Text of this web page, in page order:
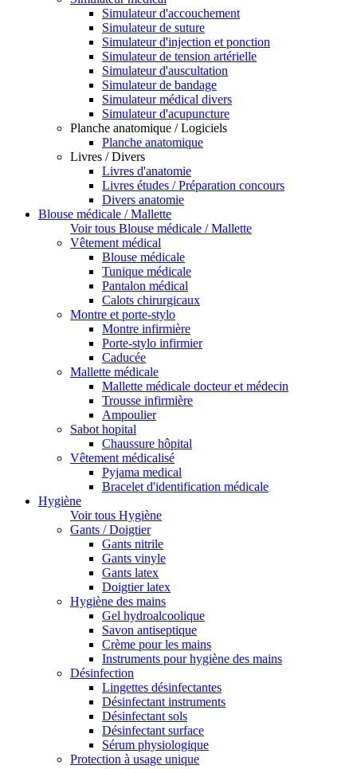
Simulateur d'accouchement
Simulateur de suture
Simulateur d'injection et ponction
Simulateur de tension artérielle
Simulateur d'auscultation
Simulateur de bandage
Simulateur médical divers
Simulateur d'acupuncture
Planche anatomique / Logiciels
Planche anatomique
Livres / Divers
Livres d'anatomie
Livres études / Préparation concours
Divers anatomie
Blouse médicale / Mallette
Voir tous Blouse médicale / Mallette
Vêtement médical
Blouse médicale
Tunique médicale
Pantalon médical
Calots chirurgicaux
Montre et porte-stylo
Montre infirmière
Porte-stylo infirmier
Caducée
Mallette médicale
Mallette médicale docteur et médecin
Trousse infirmière
Ampoulier
Sabot hopital
Chaussure hôpital
Vêtement médicalisé
Pyjama medical
Bracelet d'identification médicale
Hygiène
Voir tous Hygiène
Gants / Doigtier
Gants nitrile
Gants vinyle
Gants latex
Doigtier latex
Hygiène des mains
Gel hydroalcoolique
Savon antiseptique
Crème pour les mains
Instruments pour hygiène des mains
Désinfection
Lingettes désinfectantes
Désinfectant instruments
Désinfectant sols
Désinfectant surface
Sérum physiologique
Protection à usage unique